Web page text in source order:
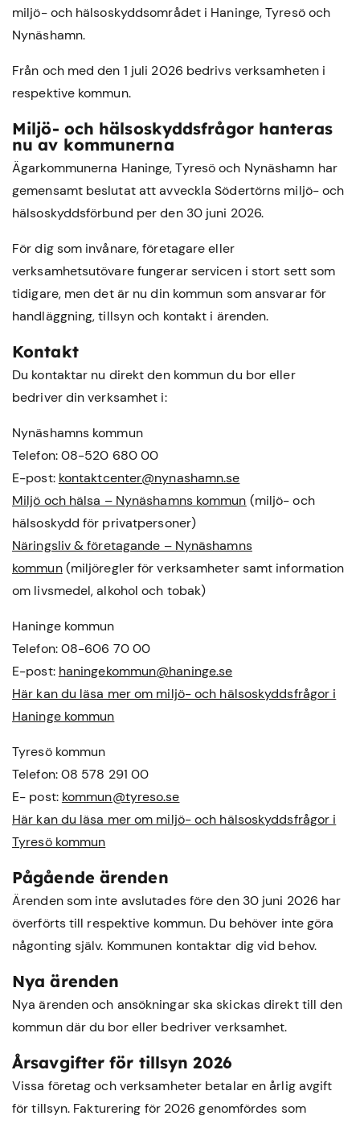
miljö- och hälsoskyddsområdet i Haninge,Tyresöoch
Nynäshamn.
Från och med den 1 juli 2026 bedrivs verksamheten i
respektive kommun.
Miljö- och hälsoskyddsfrågor hanteras
nu av kommunerna
Ägarkommunerna Haninge, Tyresö och Nynäshamn har
gemensamt beslutat att avveckla Södertörns miljö- och
hälsoskyddsförbund per den 30 juni 2026.
För dig som invånare, företagare eller
verksamhetsutövare fungerar servicen i stort sett som
tidigare, men det är nu din kommun som ansvarar för
handläggning, tillsyn och kontakt i ärenden.
Kontakt
Du kontaktar nu direkt den kommun du bor eller
bedriver din verksamhet i:
Nynäshamns kommun
Telefon: 08-520 680 00
E-post: kontaktcenter@nynashamn.se
Miljö och hälsa – Nynäshamns kommun (miljö- och
hälsoskydd för privatpersoner)
Näringsliv & företagande – Nynäshamns
kommun(miljöregler för verksamheter samt information
om livsmedel, alkohol och tobak)
Haninge kommun
Telefon: 08-606 70 00
E-post: haningekommun@haninge.se
Här kan du läsa mer om miljö- och hälsoskyddsfrågor i
Haninge kommun
Tyresö kommun
Telefon: 08 578 291 00
E- post: kommun@tyreso.se
Här kan du läsa mer om miljö- och hälsoskyddsfrågor i
Tyresö kommun
Pågående ärenden
Ärenden som inte avslutades före den 30 juni 2026 har
överförts till respektive kommun. Du behöver inte göra
någonting själv. Kommunen kontaktar dig vid behov.
Nya ärenden
Nya ärenden och ansökningar ska skickas direkt till den
kommun där du bor eller bedriver verksamhet.
Årsavgifter för tillsyn 2026
Vissa företag och verksamheter betalar en årlig avgift
för tillsyn. Fakturering för 2026 genomfördes som